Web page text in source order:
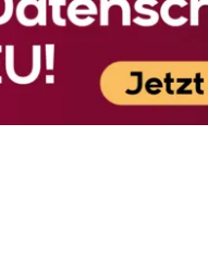
Suchen